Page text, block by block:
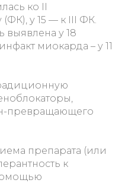
ко II
у 15 — к III ФК.
выявлена у 18
миокарда – у 11
превращающего
препарата (или
к